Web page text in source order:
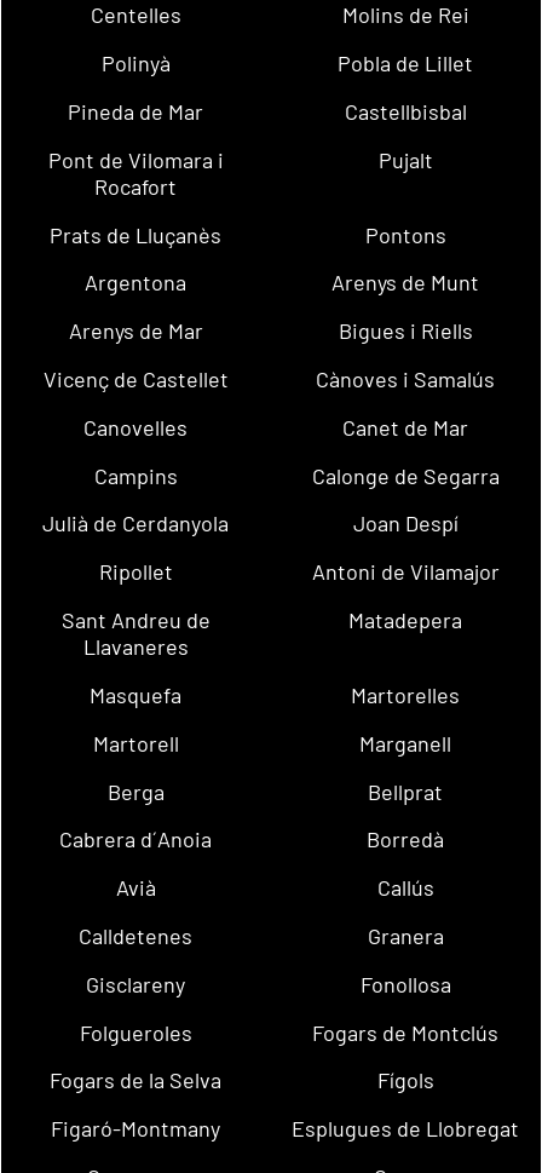
Centelles
Molins de Rei
Polinyà
Pobla de Lillet
Pineda de Mar
Castellbisbal
Pont de Vilomara i
Rocafort
Pujalt
Prats de Lluçanès
Pontons
Argentona
Arenys de Munt
Arenys de Mar
Bigues i Riells
Vicenç de Castellet
Cànoves i Samalús
Canovelles
Canet de Mar
Campins
Calonge de Segarra
Julià de Cerdanyola
Joan Despí
Ripollet
Antoni de Vilamajor
Sant Andreu de
Llavaneres
Matadepera
Masquefa
Martorelles
Martorell
Marganell
Berga
Bellprat
Cabrera d´Anoia
Borredà
Avià
Callús
Calldetenes
Granera
Gisclareny
Fonollosa
Folgueroles
Fogars de Montclús
Fogars de la Selva
Fígols
Figaró-Montmany
Esplugues de Llobregat